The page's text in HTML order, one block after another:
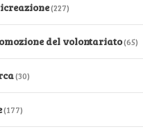
(227)
del volontariato(65)
(30)
(177)